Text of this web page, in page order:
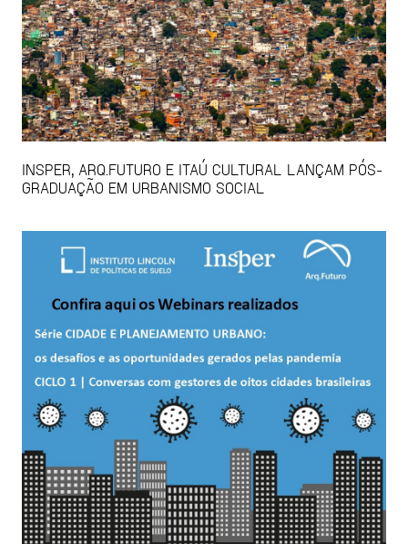
INSPER, ARQ.FUTURO E ITAÚ CULTURAL LANÇAM PÓS-
GRADUAÇÃO EM URBANISMO SOCIAL